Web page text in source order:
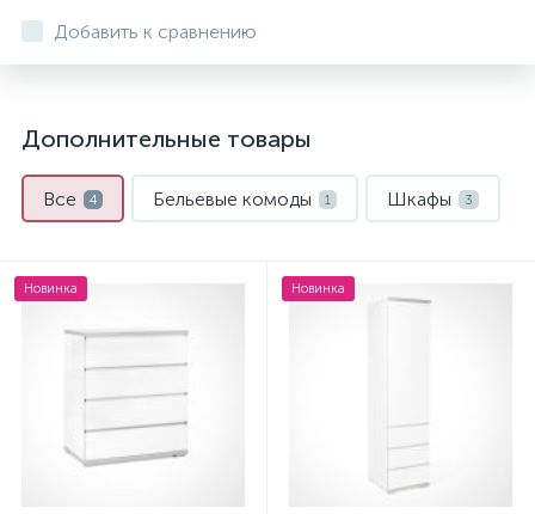
Добавить к сравнению
Дополнительные товары
Все 4 Бельевые комоды 1 Шкафы 3
Новинка Новинка